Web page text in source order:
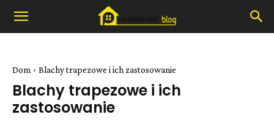
Dom Blachy trapezowe i ich zastosowanie
Blachy trapezowe i ich
zastosowanie